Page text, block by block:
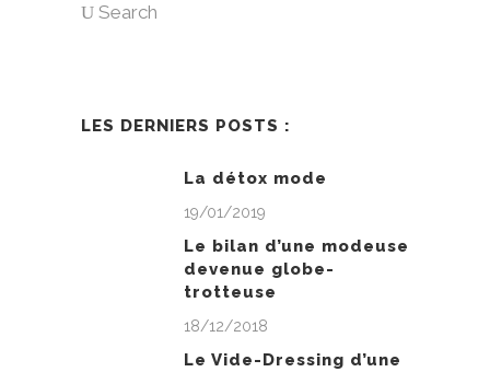
Search
LES DERNIERS POSTS :
La détox mode
19/01/2019
Le bilan d’une modeuse
devenue globe-
trotteuse
18/12/2018
Le Vide-Dressing d’une